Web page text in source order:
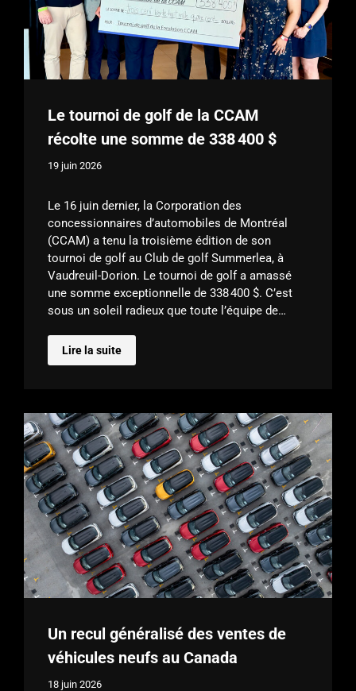
Le tournoi de golf de la CCAM
récolte une somme de 338 400 $
19 juin 2026
Le 16 juin dernier, la Corporation des
concessionnaires d’automobiles de Montréal
(CCAM) a tenu la troisième édition de son
tournoi de golf au Club de golf Summerlea, à
Vaudreuil-Dorion. Le tournoi de golf a amassé
une somme exceptionnelle de 338 400 $. C’est
sous un soleil radieux que toute l’équipe de…
Lire la suite
Un recul généralisé des ventes de
véhicules neufs au Canada
18 juin 2026